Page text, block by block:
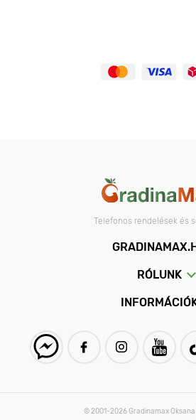
Telefonos rendelések és
RÓLUNK
© 2001-2026 Gradinamax